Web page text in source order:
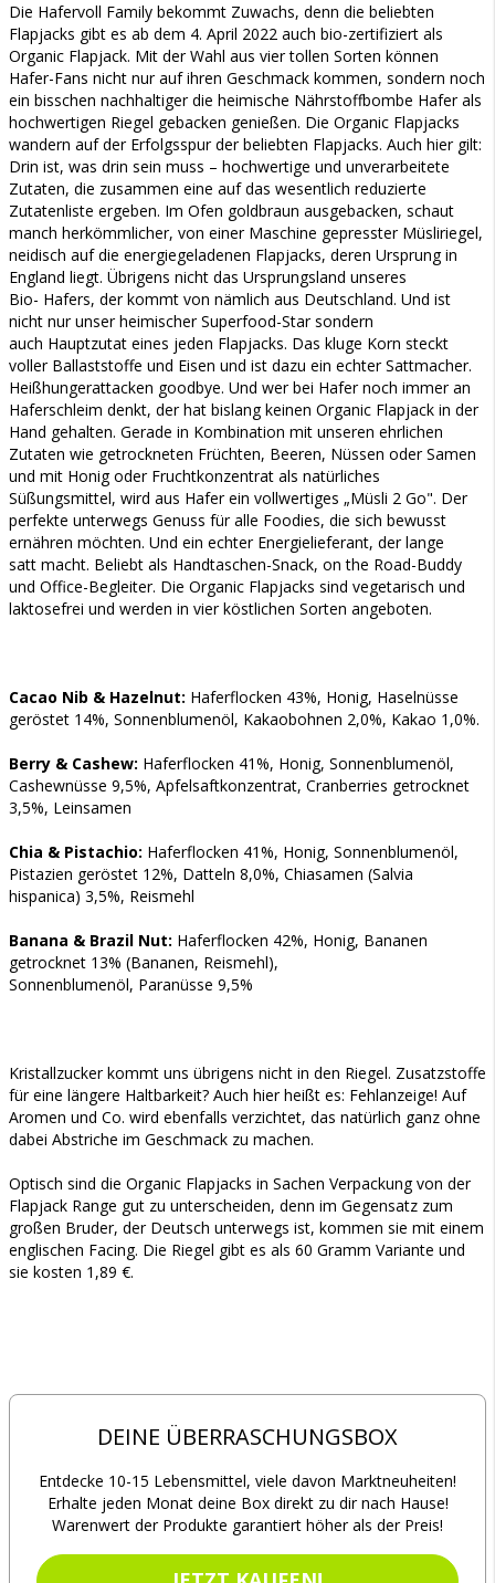
Die Hafervoll Family bekommt Zuwachs, denn die beliebten
Flapjacks gibt es ab dem 4. April 2022 auch bio-zertifiziert als
Organic Flapjack. Mit der Wahl aus vier tollen Sorten können
Hafer-Fans nicht nur auf ihren Geschmack kommen, sondern noch
ein bisschen nachhaltiger die heimische Nährstoffbombe Hafer als
hochwertigen Riegel gebacken genießen. Die Organic Flapjacks
wandern auf der Erfolgsspur der beliebten Flapjacks. Auch hier gilt:
Drin ist, was drin sein muss – hochwertige und unverarbeitete
Zutaten, die zusammen eine auf das wesentlich reduzierte
Zutatenliste ergeben. Im Ofen goldbraun ausgebacken, schaut
manch herkömmlicher, von einer Maschine gepresster Müsliriegel,
neidisch auf die energiegeladenen Flapjacks, deren Ursprung in
England liegt. Übrigens nicht das Ursprungsland unseres
Bio- Hafers, der kommt von nämlich aus Deutschland. Und ist
nicht nur unser heimischer Superfood-Star sondern
auch Hauptzutat eines jeden Flapjacks. Das kluge Korn steckt
voller Ballaststoffe und Eisen und ist dazu ein echter Sattmacher.
Heißhungerattacken goodbye. Und wer bei Hafer noch immer an
Haferschleim denkt, der hat bislang keinen Organic Flapjack in der
Hand gehalten. Gerade in Kombination mit unseren ehrlichen
Zutaten wie getrockneten Früchten, Beeren, Nüssen oder Samen
und mit Honig oder Fruchtkonzentrat als natürliches
Süßungsmittel, wird aus Hafer ein vollwertiges „Müsli 2 Go". Der
perfekte unterwegs Genuss für alle Foodies, die sich bewusst
ernähren möchten. Und ein echter Energielieferant, der lange
satt macht. Beliebt als Handtaschen-Snack, on the Road-Buddy
und Office-Begleiter. Die Organic Flapjacks sind vegetarisch und
laktosefrei und werden in vier köstlichen Sorten angeboten.
Cacao Nib & Hazelnut: Haferflocken 43%, Honig, Haselnüsse
geröstet 14%, Sonnenblumenöl, Kakaobohnen 2,0%, Kakao 1,0%.
Berry & Cashew: Haferflocken 41%, Honig, Sonnenblumenöl,
Cashewnüsse 9,5%, Apfelsaftkonzentrat, Cranberries getrocknet
3,5%, Leinsamen
Chia & Pistachio: Haferflocken 41%, Honig, Sonnenblumenöl,
Pistazien geröstet 12%, Datteln 8,0%, Chiasamen (Salvia
hispanica) 3,5%, Reismehl
Banana & Brazil Nut: Haferflocken 42%, Honig, Bananen
getrocknet 13% (Bananen, Reismehl),
Sonnenblumenöl, Paranüsse 9,5%
Kristallzucker kommt uns übrigens nicht in den Riegel. Zusatzstoffe
für eine längere Haltbarkeit? Auch hier heißt es: Fehlanzeige! Auf
Aromen und Co. wird ebenfalls verzichtet, das natürlich ganz ohne
dabei Abstriche im Geschmack zu machen.
Optisch sind die Organic Flapjacks in Sachen Verpackung von der
Flapjack Range gut zu unterscheiden, denn im Gegensatz zum
großen Bruder, der Deutsch unterwegs ist, kommen sie mit einem
englischen Facing. Die Riegel gibt es als 60 Gramm Variante und
sie kosten 1,89 €.
DEINE ÜBERRASCHUNGSBOX
Entdecke 10-15 Lebensmittel, viele davon Marktneuheiten!
Erhalte jeden Monat deine Box direkt zu dir nach Hause!
Warenwert der Produkte garantiert höher als der Preis!